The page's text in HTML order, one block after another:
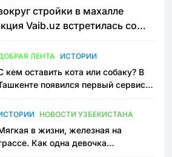
стройки в махалле
Vaib.uz встретилась со
ЛЕНТА ИСТОРИИ
кем оставить кота или собаку? В
появился первый сервис
НОВОСТИ УЗБЕКИСТАНА
в жизни, железная на
Как одна девочка